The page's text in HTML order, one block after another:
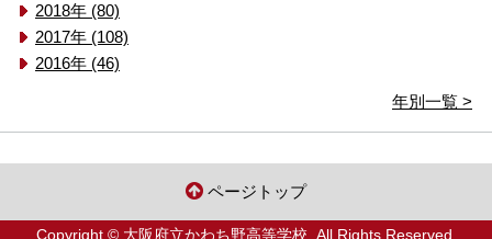
2018年 (80)
2017年 (108)
2016年 (46)
年別一覧 >
ページトップ
Copyright © 大阪府立かわち野高等学校. All Rights Reserved.